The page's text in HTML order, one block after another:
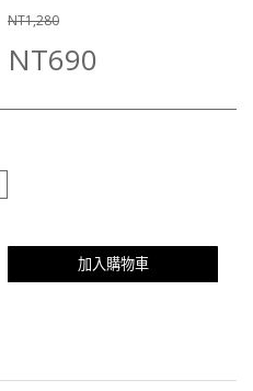
NT1,280
NT690
加入購物車